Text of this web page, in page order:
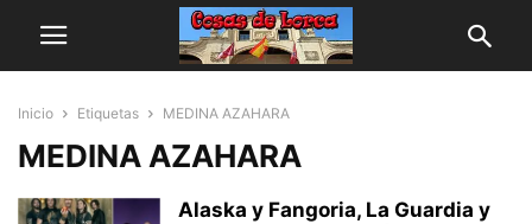
Inicio Etiquetas MEDINA AZAHARA
MEDINA AZAHARA
Alaska y Fangoria, La Guardia y